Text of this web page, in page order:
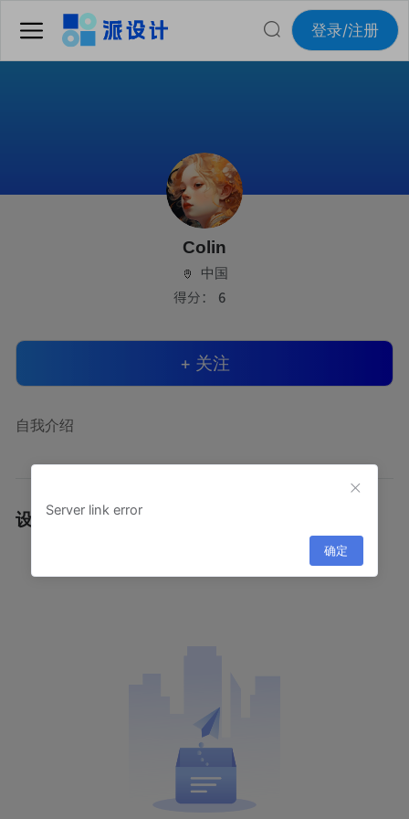
登录/注册
Colin
中国
得分： 6
+ 关注
自我介绍
设计作品 ·
Server link error
确定